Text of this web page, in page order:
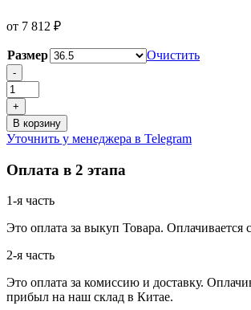
от 7 812 ₽
Размер
Очистить
Количество
товара
Nike
Air
Zoom
Vomero
-
+
В корзину
Уточнить у менеджера в Telegram
Оплата в 2 этапа
1-я часть
Это оплата за выкуп Товара. Оплачивается
2-я часть
Это оплата за комиссию и доставку.
прибыл на наш склад в Китае.